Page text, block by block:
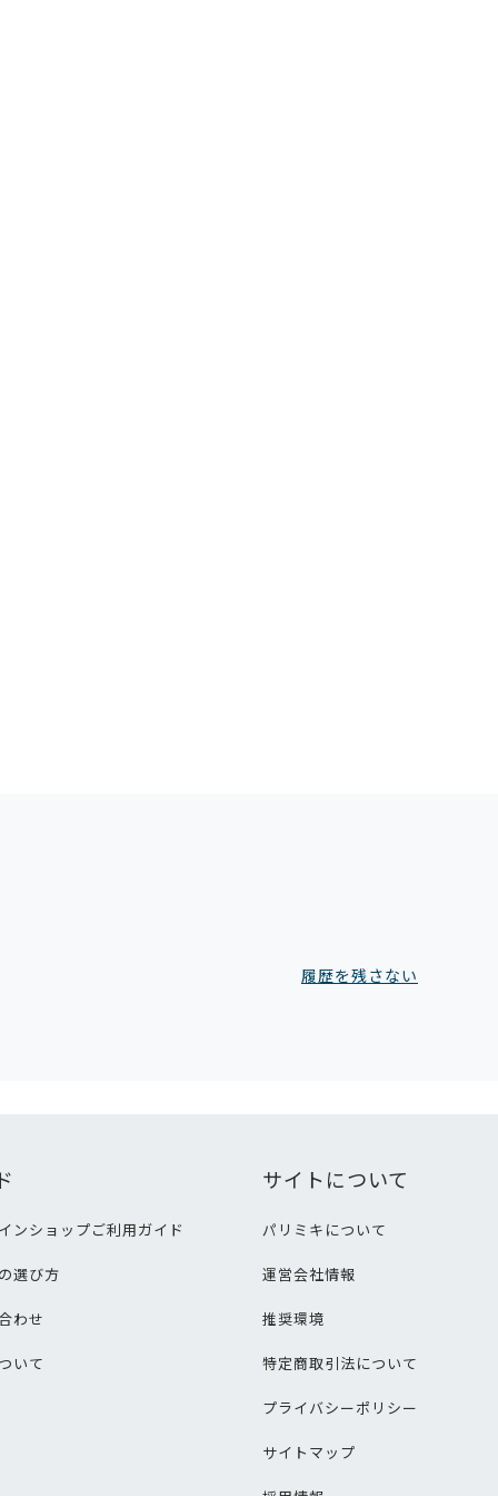
履歴を残さない
ンショップご利用ガイド
選び方
わせ
いて
サイトについて
パリミキについて
運営会社情報
推奨環境
特定商取引法について
プライバシーポリシー
サイトマップ